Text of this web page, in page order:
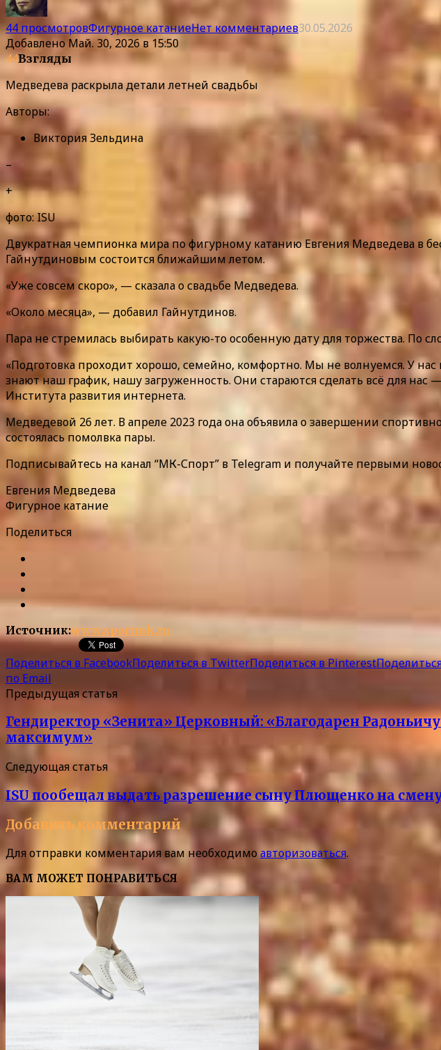
44 просмотровФигурное катаниеНет комментариев30.05.2026
Добавлено Май. 30, 2026 в 15:50
44Взгляды
Медведева раскрыла детали летней свадьбы
Авторы:
Виктория Зельдина
–
+
фото: ISU
Двукратная чемпионка мира по фигурному катанию Евгения Медведева в
Гайнутдиновым состоится ближайшим летом.
«Уже совсем скоро», — сказала о свадьбе Медведева.
«Около месяца», — добавил Гайнутдинов.
Пара не стремилась выбирать какую-то особенную дату для торжества. По
«Подготовка проходит хорошо, семейно, комфортно. Мы не волнуемся. У нас
знают наш график, нашу загруженность. Они стараются сделать всё для
Института развития интернета.
Медведевой 26 лет. В апреле 2023 года она объявила о завершении
состоялась помолвка пары.
Подписывайтесь на канал “МК-Спорт” в Telegram и получайте первыми
Евгения Медведева
Фигурное катание
Поделиться
Источник:www.sportmk.ru
Поделиться в FacebookПоделиться в TwitterПоделиться в Pinterest
по Email
Предыдущая статья
Гендиректор «Зенита» Церковный: «Благодарен
максимум»
Следующая статья
ISU пообещал выдать разрешение сыну Плющенко на
Добавить комментарий
Для отправки комментария вам необходимо авторизоваться.
ВАМ МОЖЕТ ПОНРАВИТЬСЯ